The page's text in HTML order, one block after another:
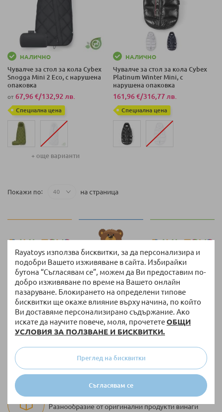
Rayatoys използва бисквитки, за да персонализира и
подобри Вашето изживяване в сайта. Избирайки
бутона “Съгласявам се”, можем да Ви предоставим по-
добро изживяване по време на Вашето онлайн
пазаруване. Блокирането на определени типове
бисквитки ще окаже влияние върху начина, по който
Ви доставяме персонализирано съдържание. Ако
искате да научите повече, моля, прочететеОБЩИ
УСЛОВИЯ ЗА ПОЛЗВАНЕ И БИСКВИТКИ.
Съгласявам се
Преглед на бисквитки
НАЛИЧНО
Чувалче за стол за кола Cybex
Snogga Mini 2 Eco, с нарушена
опаковка
от 67,96 €/132,92 лв.
Специална цена
+ още варианти
НАЛИЧНО
Чувалче за стол за кола Cybex
Platinum Winter Mini, с
нарушена опаковка
161,96 €/316,77 лв.
Специална цена
Покажи по на страница
Връщане и замяна
14 дни право на връщане без допълнителни
въпроси
кг
Разнообразие от оригинални продукти винаги